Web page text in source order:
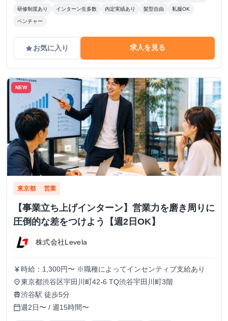
研修制度あり インターン生多数 内定実績あり 髪型自由 私服OK
ベンチャー
gradeお気に入り 求人を見る
NEW
東京都 営業
【事業立ち上げインターン】営業力を磨き周りに
圧倒的な差をつけよう【週2日OK】
株式会社Levela
currency_yen 時給：1,300円〜 ※職種によってインセンティブ支給あり
place東京都渋谷区宇田川町42-6 TQ渋谷宇田川町3階
train渋谷駅 徒歩5分
calendar_today週2日〜 / 週15時間〜